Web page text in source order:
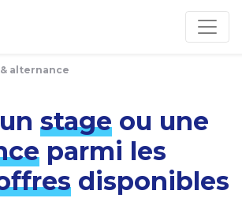
alternance
stage ou une
parmi les
disponibles
des cookies